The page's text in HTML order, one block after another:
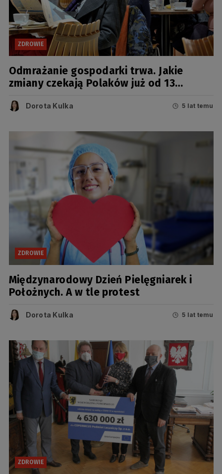
ZDROWIE
Odmrażanie gospodarki trwa. Jakie
zmiany czekają Polaków już od 13
Dorota Kulka 5 lat temu
ZDROWIE
Międzynarodowy Dzień Pielęgniarek i
Położnych. A w tle protest
Dorota Kulka 5 lat temu
ZDROWIE